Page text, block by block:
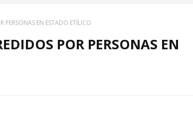
PERSONAS EN ESTADO ETÍLICO
POR PERSONAS EN